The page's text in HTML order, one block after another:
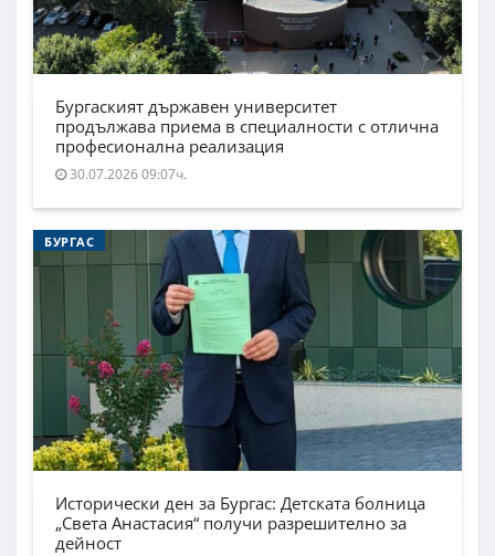
Бургаският държавен университет
продължава приема в специалности с отлична
професионална реализация
30.07.2026 09:07ч.
БУРГАС
Исторически ден за Бургас: Детската болница
„Света Анастасия“ получи разрешително за
дейност